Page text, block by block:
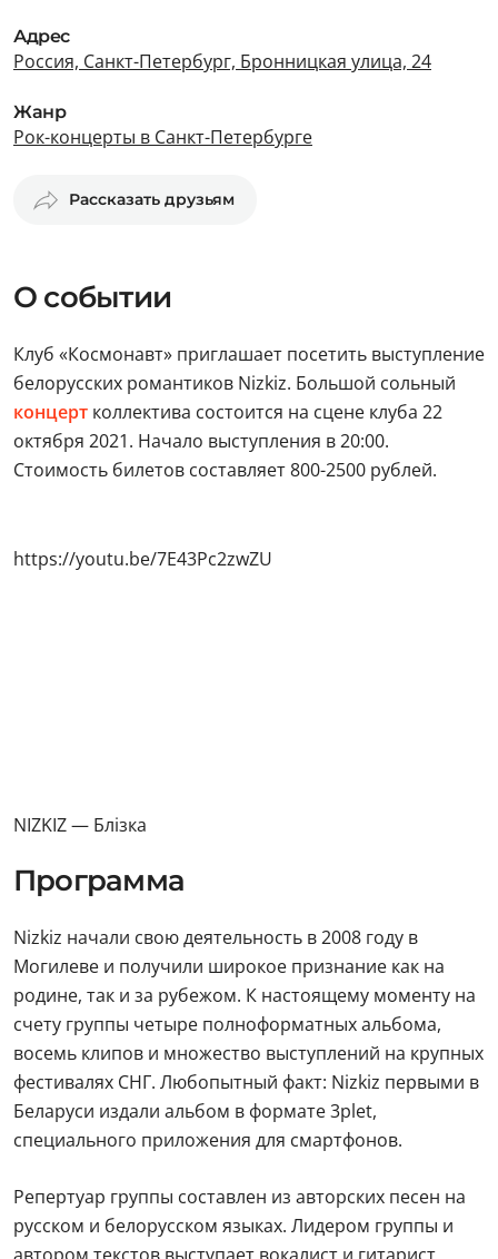
Адрес
Россия, Санкт-Петербург, Бронницкая улица, 24
Жанр
Рок-концерты в Санкт-Петербурге
Рассказать друзьям
О событии
Клуб «Космонавт» приглашает посетить выступление
белорусских романтиков Nizkiz. Большой сольный
концерт коллектива состоится на сцене клуба 22
октября 2021. Начало выступления в 20:00.
Стоимость билетов составляет 800-2500 рублей.
https://youtu.be/7E43Pc2zwZU
NIZKIZ — Блізка
Программа
Nizkiz начали свою деятельность в 2008 году в
Могилеве и получили широкое признание как на
родине, так и за рубежом. К настоящему моменту на
счету группы четыре полноформатных альбома,
восемь клипов и множество выступлений на крупных
фестивалях СНГ. Любопытный факт: Nizkiz первыми в
Беларуси издали альбом в формате 3plet,
специального приложения для смартфонов.
Репертуар группы составлен из авторских песен на
русском и белорусском языках. Лидером группы и